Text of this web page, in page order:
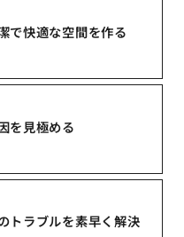
で快適な空間を作る
を見極める
トラブルを素早く解決